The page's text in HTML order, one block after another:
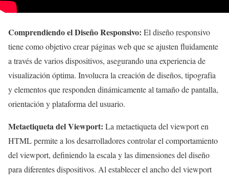
Comprendiendo el Diseño Responsivo: El diseño responsivo
tiene como objetivo crear páginas web que se ajusten fluidamente
a través de varios dispositivos, asegurando una experiencia de
visualización óptima. Involucra la creación de diseños, tipografía
y elementos que responden dinámicamente al tamaño de pantalla,
orientación y plataforma del usuario.
Metaetiqueta del Viewport: La metaetiqueta del viewport en
HTML permite a los desarrolladores controlar el comportamiento
del viewport, definiendo la escala y las dimensiones del diseño
para diferentes dispositivos. Al establecer el ancho del viewport